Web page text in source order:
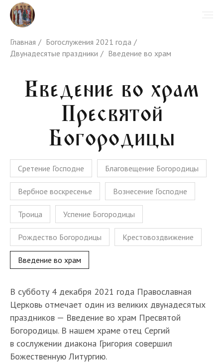
Главная / Богослужения 2021 года /
Двунадесятые праздники / Введение во храм
Пресвятой
Богородицы
Сретение Господне Благовещение Богородицы
Вербное воскресенье Вознесение Господне
Троица Успение Богородицы
Рождество Богородицы Крестовоздвижение
Введение во храм
В субботу 4 декабря 2021 года Православная
Церковь отмечает один из великих двунадесятых
праздников — Введение во храм Пресвятой
Богородицы. В нашем храме отец Сергий
в сослужении диакона Григория совершил
Божественную Литургию.